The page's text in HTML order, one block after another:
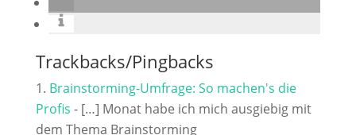
Trackbacks/Pingbacks
Brainstorming-Umfrage: So machen's die
Profis - […] Monat habe ich mich ausgiebig mit
dem Thema Brainstorming